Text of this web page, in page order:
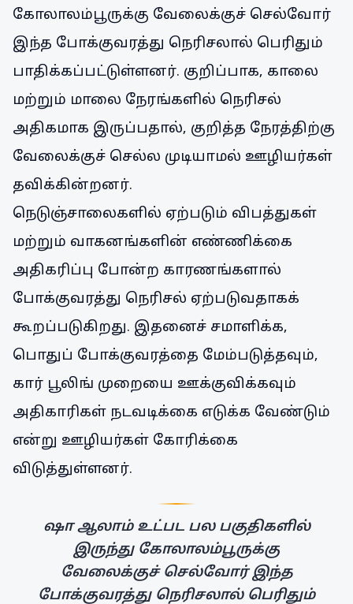
கோலாலம்பூருக்கு வேலைக்குச் செல்வோர்
இந்த போக்குவரத்து நெரிசலால் பெரிதும்
பாதிக்கப்பட்டுள்ளனர். குறிப்பாக, காலை
மற்றும் மாலை நேரங்களில் நெரிசல்
அதிகமாக இருப்பதால், குறித்த நேரத்திற்கு
வேலைக்குச் செல்ல முடியாமல் ஊழியர்கள்
தவிக்கின்றனர்.
நெடுஞ்சாலைகளில் ஏற்படும் விபத்துகள்
மற்றும் வாகனங்களின் எண்ணிக்கை
அதிகரிப்பு போன்ற காரணங்களால்
போக்குவரத்து நெரிசல் ஏற்படுவதாகக்
கூறப்படுகிறது. இதனைச் சமாளிக்க,
பொதுப் போக்குவரத்தை மேம்படுத்தவும்,
கார் பூலிங் முறையை ஊக்குவிக்கவும்
அதிகாரிகள் நடவடிக்கை எடுக்க வேண்டும்
என்று ஊழியர்கள் கோரிக்கை
விடுத்துள்ளனர்.
ஷா ஆலாம் உட்பட பல பகுதிகளில்
இருந்து கோலாலம்பூருக்கு
வேலைக்குச் செல்வோர் இந்த
போக்குவரத்து நெரிசலால் பெரிதும்